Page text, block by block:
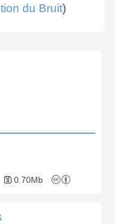
du Bruit)
0.70Mb